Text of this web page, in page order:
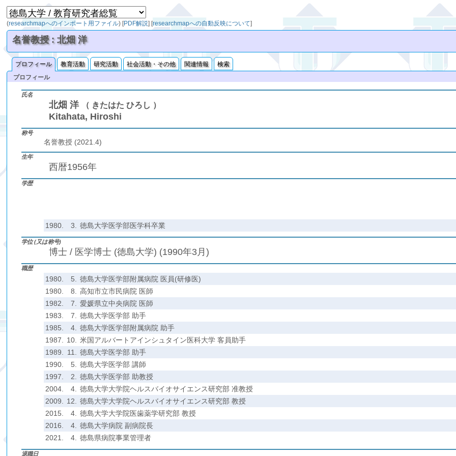
(researchmapへのインポート用ファイル) [PDF解説] [researchmapへの自動反映について]
名誉教授 : 北畑 洋
プロフィール 教育活動 研究活動 社会活動・その他 関連情報
検索
プロフィール
氏名
北畑 洋 （ きたはた ひろし ）
Kitahata, Hiroshi
称号
名誉教授 (2021.4)
生年
西暦1956年
学歴
1980. 3. 徳島大学医学部医学科卒業
学位 (又は称号)
博士 / 医学博士 (徳島大学) (1990年3月)
職歴
1980. 5.
徳島大学医学部附属病院 医員(研修医)
1980.
8.
高知市立市民病院 医師
1982.
7.
愛媛県立中央病院 医師
1983.
7.
徳島大学医学部 助手
1985.
4.
徳島大学医学部附属病院 助手
1987.
10.
米国アルバートアインシュタイン医科大学 客員助手
1989.
11.
徳島大学医学部 助手
1990.
5.
徳島大学医学部 講師
1997.
2.
徳島大学医学部 助教授
2004.
4.
徳島大学大学院ヘルスバイオサイエンス研究部 准教授
2009.
12.
徳島大学大学院ヘルスバイオサイエンス研究部 教授
2015.
4.
徳島大学大学院医歯薬学研究部 教授
2016.
4.
徳島大学病院 副病院長
2021.
4. 徳島県病院事業管理者
退職日